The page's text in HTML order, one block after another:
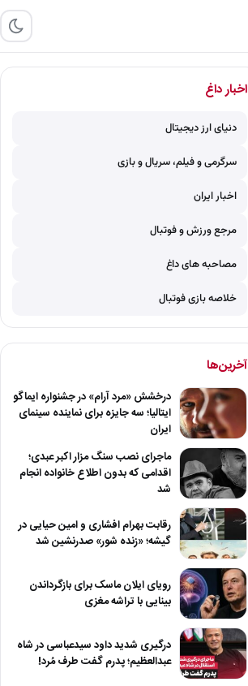
اخبار داغ
دنیای ارز دیجیتال
سرگرمی و فیلم، سریال و بازی
اخبار ایران
مرجع ورزش و فوتبال
مصاحبه های داغ
خلاصه بازی فوتبال
آخرین‌ها
درخشش «مرد آرام» در جشنواره ایماگو
ایتالیا؛ سه جایزه برای نماینده سینمای
ایران
ماجرای نصب سنگ مزار اکبر عبدی؛
اقدامی که بدون اطلاع خانواده انجام
شد
رقابت بهرام افشاری و امین حیایی در
گیشه؛ «زنده شور» صدرنشین شد
رویای ایلان ماسک برای بازگرداندن
بینایی با تراشه مغزی
درگیری شدید داود سیدعباسی در شاه
عبدالعظیم؛ پدرم گفت طرف مُرد!